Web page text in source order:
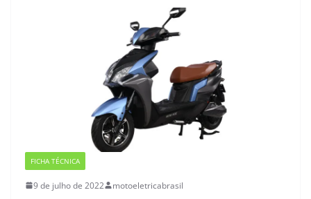
FICHA TÉCNICA
9 de julho de 2022 motoeletricabrasil